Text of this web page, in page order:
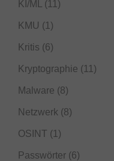
KI/ML (11)
KMU (1)
Kritis (6)
Kryptographie (11)
Malware (8)
Netzwerk (8)
OSINT (1)
Passwörter (6)